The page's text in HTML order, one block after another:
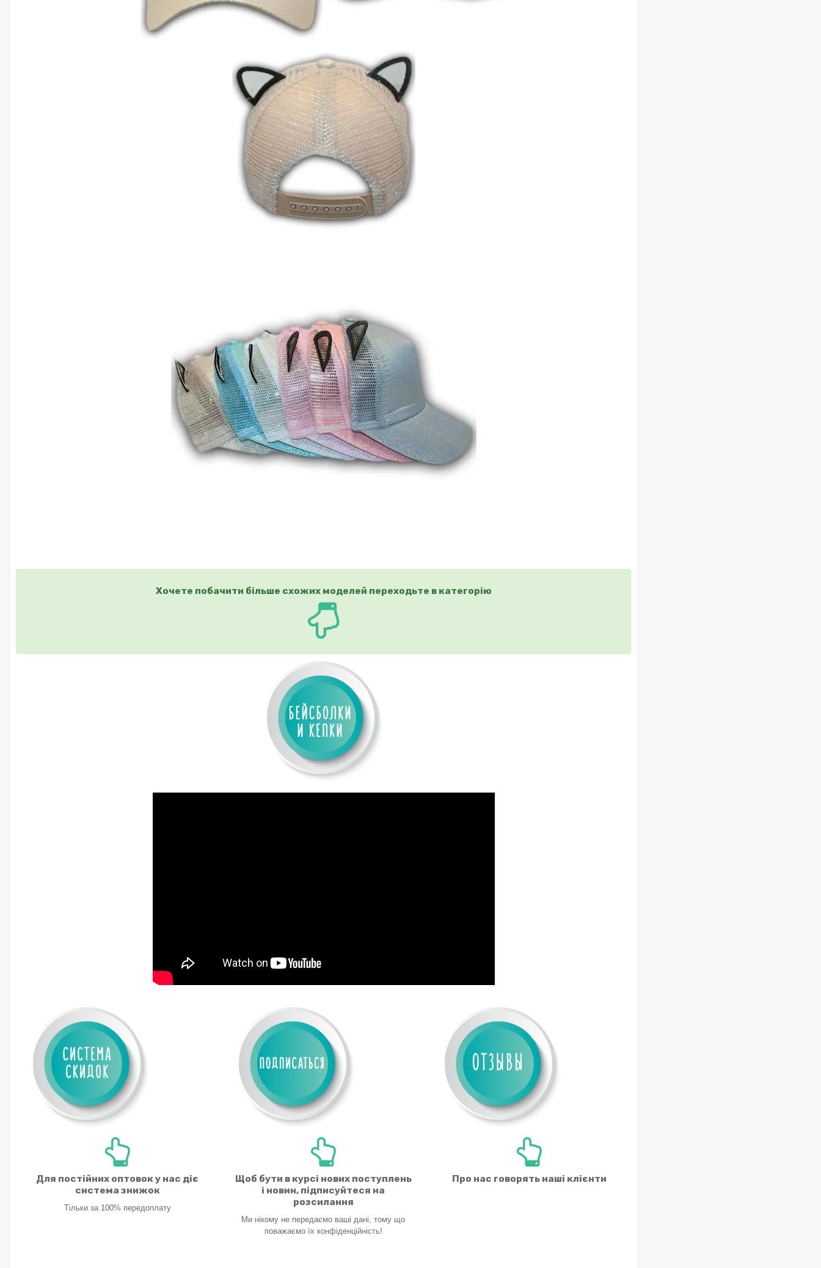
Хочете побачити більше схожих моделей переходьте в категорію
Для постійних оптовок у нас діє
система знижок
Тільки за 100% передоплату
Щоб бути в курсі нових поступлень
і новин, підписуйтеся на
розсилання
Ми нікому не передаємо ваші дані, тому що
поважаємо їх конфіденційність!
Про нас говорять наші клієнти